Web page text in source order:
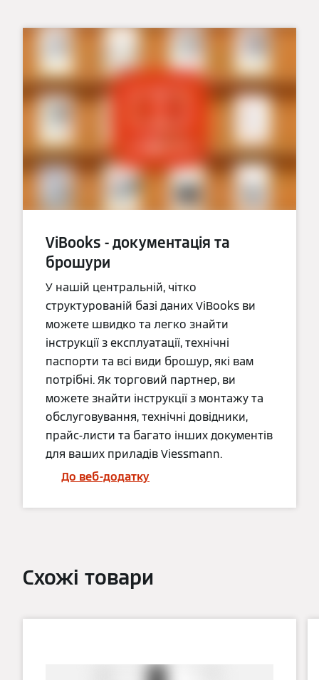
ViBooks - документація та
брошури
У нашій центральній, чітко
структурованій базі даних ViBooks ви
можете швидко та легко знайти
інструкції з експлуатації, технічні
паспорти та всі види брошур, які вам
потрібні. Як торговий партнер, ви
можете знайти інструкції з монтажу та
обслуговування, технічні довідники,
прайс-листи та багато інших документів
для ваших приладів Viessmann.
До веб-додатку
Схожі товари